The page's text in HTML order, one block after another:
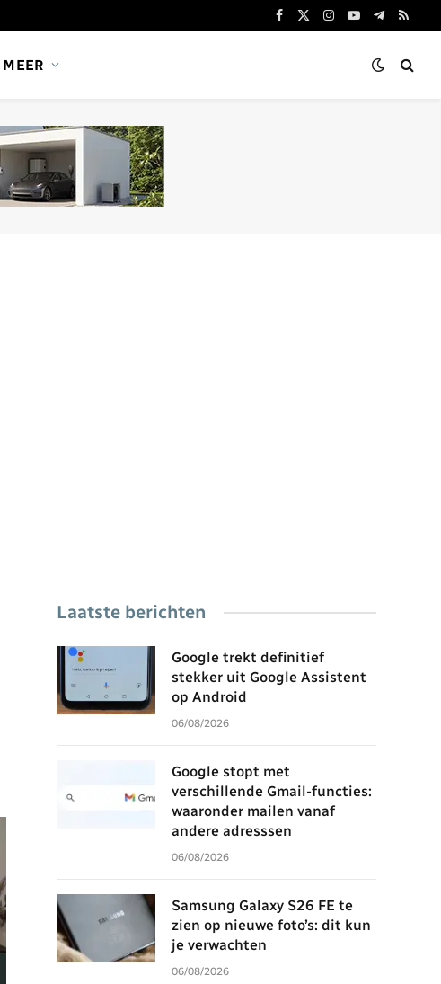
Facebook
X
Instagram
YouTube
Telegram
RSS
MEER
Laatste berichten
Google trekt definitief
stekker uit Google Assistent
op Android
06/08/2026
Google stopt met
verschillende Gmail-functies:
waaronder mailen vanaf
andere adresssen
06/08/2026
Samsung Galaxy S26 FE te
zien op nieuwe foto’s: dit kun
je verwachten
06/08/2026